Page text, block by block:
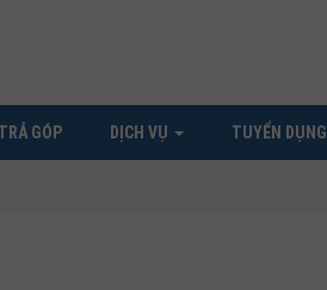
GÓP DỊCH VỤ TUYỂN DỤNG